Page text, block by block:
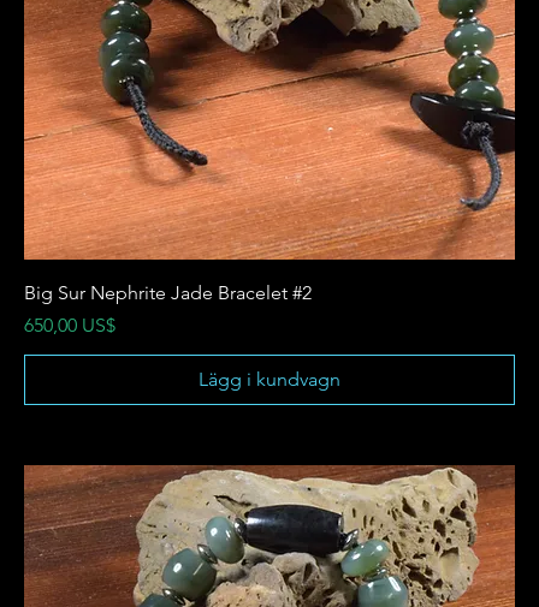
Big Sur Nephrite Jade Bracelet #2
Pris
650,00 US$
Lägg i kundvagn